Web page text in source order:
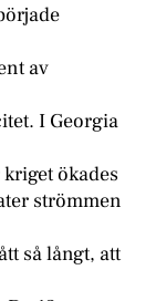
av
I Georgia
ökades
strömmen
så långt, att